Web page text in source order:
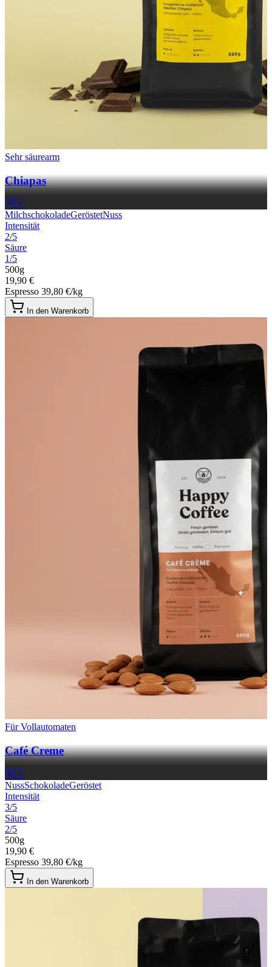
Sehr säurearm
Chiapas
🇲🇽
MilchschokoladeGeröstetNuss
Intensität
2/5
Säure
1/5
500g
19,90 €
Espresso 39,80 €/kg
In den Warenkorb
Für Vollautomaten
Café Creme
🇲🇽
NussSchokoladeGeröstet
Intensität
3/5
Säure
2/5
500g
19,90 €
Espresso 39,80 €/kg
In den Warenkorb